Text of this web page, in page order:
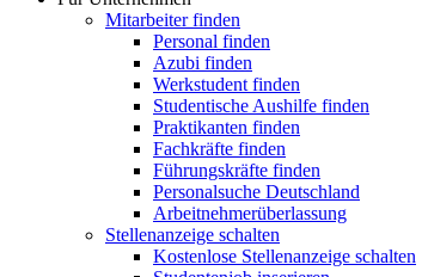
Mitarbeiter finden
Personal finden
Azubi finden
Werkstudent finden
Studentische Aushilfe finden
Praktikanten finden
Fachkräfte finden
Führungskräfte finden
Personalsuche Deutschland
Arbeitnehmerüberlassung
Stellenanzeige schalten
Kostenlose Stellenanzeige schalten